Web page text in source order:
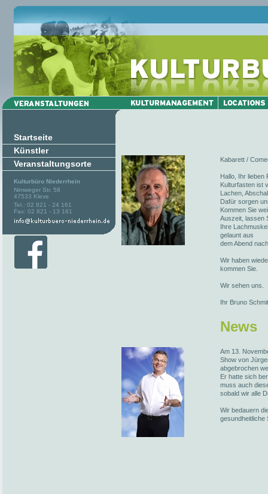
Startseite
Künstler
Veranstaltungsorte
Kulturbüro Niederrhein
Nimweger Str. 58
47533 Kleve
Tel.: 02 821 - 24 161
Fax: 02 821 - 13 161
Kabarett /
Hallo, Ihr lieben
Kulturfasten ist
Lachen,
Dafür sorgen
Kommen Sie
Auszeit, lassen
Ihre
gelaunt aus
dem Abend
Wir haben
kommen Sie.
Wir sehen uns.
Ihr Bruno
News
Am 13.
Show von
abgebrochen
Er hatte sich
muss auch
sobald wir alle
Wir bedauern
gesundheitliche